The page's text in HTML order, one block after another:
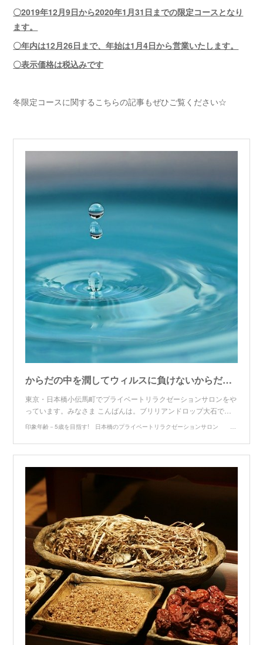
〇2019年12月9日から2020年1月31日までの限定コースとなり
ます。
〇年内は12月26日まで、年始は1月4日から営業いたします。
〇表示価格は税込みです
冬限定コースに関するこちらの記事もぜひご覧ください☆
からだの中を潤してウィルスに負けないからだ作り - 印象年齢－5歳を目指す! 日本橋のプライベートリラクゼーションサロン BRILLIAN DROP
東京・日本橋小伝馬町でプライベートリラクゼーションサロンをや
っています。みなさま こんばんは。ブリリアンドロップ大石で…
印象年齢－5歳を目指す! 日本橋のプライベートリラクゼーションサロン BRILLIAN DROP